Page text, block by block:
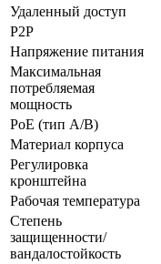
Удаленный доступ
P2P
Напряжение питания
Максимальная
потребляемая
мощность
PoE (тип А/B)
Материал корпуса
Регулировка
кронштейна
Рабочая температура
Степень
защищенности/
вандалостойкость